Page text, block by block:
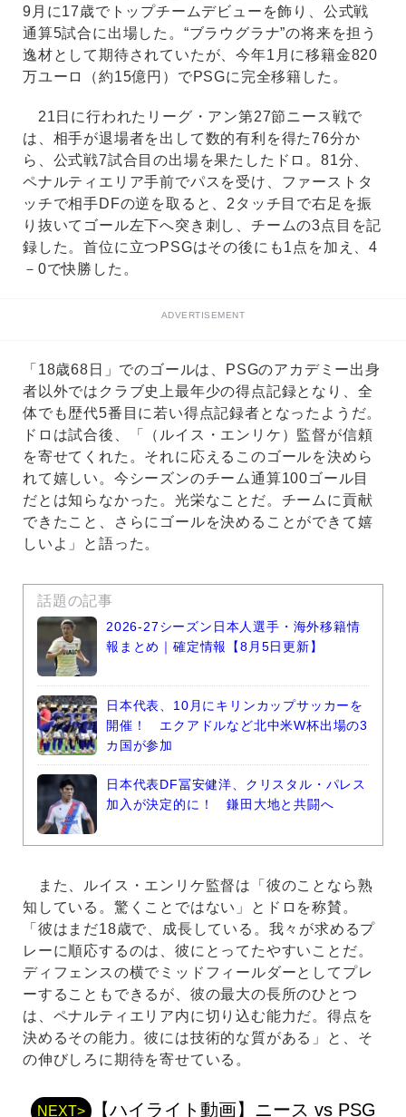
9月に17歳でトップチームデビューを飾り、公式戦
通算5試合に出場した。“ブラウグラナ”の将来を担う
逸材として期待されていたが、今年1月に移籍金820
万ユーロ（約15億円）でPSGに完全移籍した。
21日に行われたリーグ・アン第27節ニース戦で
は、相手が退場者を出して数的有利を得た76分か
ら、公式戦7試合目の出場を果たしたドロ。81分、
ペナルティエリア手前でパスを受け、ファーストタ
ッチで相手DFの逆を取ると、2タッチ目で右足を振
り抜いてゴール左下へ突き刺し、チームの3点目を記
録した。首位に立つPSGはその後にも1点を加え、4
－0で快勝した。
ADVERTISEMENT
「18歳68日」でのゴールは、PSGのアカデミー出身
者以外ではクラブ史上最年少の得点記録となり、全
体でも歴代5番目に若い得点記録者となったようだ。
ドロは試合後、「（ルイス・エンリケ）監督が信頼
を寄せてくれた。それに応えるこのゴールを決めら
れて嬉しい。今シーズンのチーム通算100ゴール目
だとは知らなかった。光栄なことだ。チームに貢献
できたこと、さらにゴールを決めることができて嬉
しいよ」と語った。
話題の記事
2026-27シーズン日本人選手・海外移籍情
報まとめ｜確定情報【8月5日更新】
日本代表、10月にキリンカップサッカーを
開催！ エクアドルなど北中米W杯出場の3
カ国が参加
日本代表DF冨安健洋、クリスタル・パレス
加入が決定的に！ 鎌田大地と共闘へ
また、ルイス・エンリケ監督は「彼のことなら熟
知している。驚くことではない」とドロを称賛。
「彼はまだ18歳で、成長している。我々が求めるプ
レーに順応するのは、彼にとってたやすいことだ。
ディフェンスの横でミッドフィールダーとしてプレ
ーすることもできるが、彼の最大の長所のひとつ
は、ペナルティエリア内に切り込む能力だ。得点を
決めるその能力。彼には技術的な質がある」と、そ
の伸びしろに期待を寄せている。
NEXT> 【ハイライト動画】ニース vs PSG